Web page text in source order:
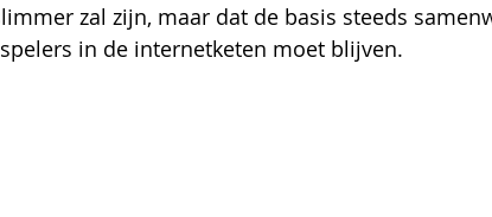
zal zijn, maar dat de basis steeds
in de internetketen moet blijven.